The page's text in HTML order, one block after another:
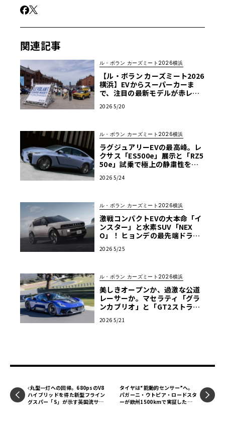
関連記事
ル・ボラン カーズミート2026横浜
【ル・ボラン カーズミート2026
横浜】EVからスーパーカーま
で、注目の最新モデルが赤レン
2026 5/20
ル・ボラン カーズミート2026横浜
ラグジュアリーEVの最高峰。レ
クサス「ES500e」展示と「RZ5
50e」試乗で極上の静粛性を体
ト2026横浜】
2026 5/24
ル・ボラン カーズミート2026横浜
激戦コンパクトEVの大本命「イ
ンスター」と水素SUV「NEX
O」！ ヒョンデの最先端ドライ
ミート2026横浜】
2026 5/25
ル・ボラン カーズミート2026横浜
美しきオープンか、過激な公道
レーサーか。マセラティ「グラ
ンカブリオ」と「GT2ストラダ
【ル・ボラン カーズミート2026
2026 5/21
丸型一灯への回帰。680psのV8
ハイブリッドを得た新型フライン
グスパー「S」が示す英国流サル
タイヤは“能動的センサー”へ。
パガーニ・ウトピア・ロードスタ
ーが欧州1500kmで実証したピ